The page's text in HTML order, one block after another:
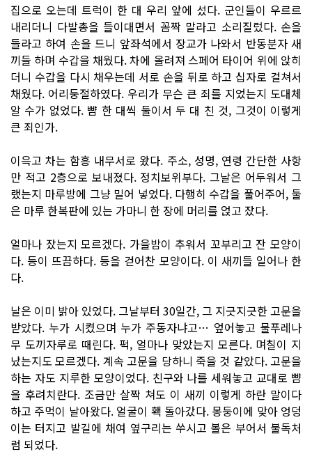
집으로 오는데 트럭이 한 대 우리 앞에 섰다. 군인들이 우르르
내리더니 다발총을 들이대면서 꼼짝 말라고 소리질렀다. 손을
들라고 하여 손을 드니 앞좌석에서 장교가 나와서 반동분자 새
끼들 하며 수갑을 채웠다. 차에 올려져 스페어 타이어 위에 앉히
더니 수갑을 다시 채우는데 서로 손을 뒤로 하고 십자로 걸쳐서
채웠다. 어리둥절하였다. 우리가 무슨 큰 죄를 지었는지 도대체
알 수가 없었다. 뺨 한 대씩 둘이서 두 대 친 것, 그것이 이렇게
큰 죄인가.
이윽고 차는 함흥 내무서로 왔다. 주소, 성명, 연령 간단한 사항
만 적고 2층으로 보내졌다. 정치보위부다. 그날은 어두워서 그
랬는지 마루방에 그냥 밀어 넣었다. 다행히 수갑을 풀어주어, 둘
은 마루 한복판에 있는 가마니 한 장에 머리를 얹고 잤다.
얼마나 잤는지 모르겠다. 가을밤이 추워서 꼬부리고 잔 모양이
다. 등이 뜨끔하다. 등을 걷어찬 모양이다. 이 새끼들 일어나 한
다.
날은 이미 밝아 있었다. 그날부터 30일간, 그 지긋지긋한 고문을
받았다. 누가 시켰으며 누가 주동자냐고… 엎어놓고 물푸레나
무 도끼자루로 때린다. 퍽, 얼마나 맞았는지 모른다. 며칠이 지
났는지도 모르겠다. 계속 고문을 당하니 죽을 것 같았다. 고문을
하는 자도 지루한 모양이었다. 친구와 나를 세워놓고 교대로 뺨
을 후려치란다. 조금만 살짝 쳐도 이 새끼 이렇게 하란 말이다
하고 주먹이 날아왔다. 얼굴이 홱 돌아갔다. 몽둥이에 맞아 엉덩
이는 터지고 발길에 채여 옆구리는 쑤시고 볼은 부어서 불독처
럼 되었다.